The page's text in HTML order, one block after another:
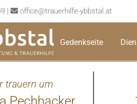
| office@trauerhilfe-ybbstal.at
Gedenkseite
trauern um
Pechhacker